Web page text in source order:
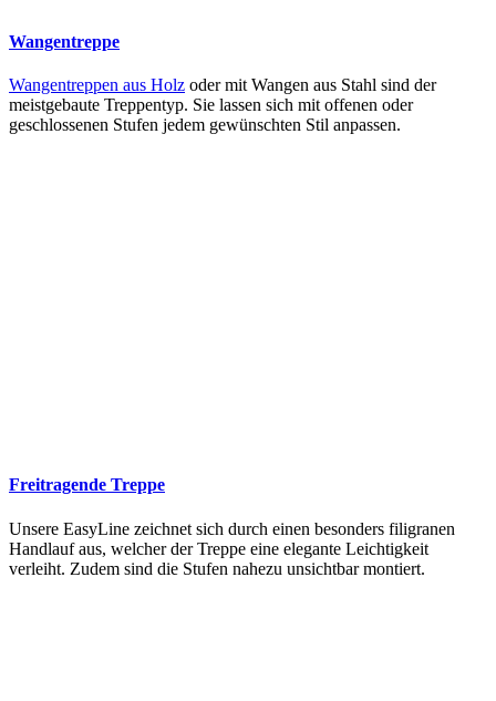
Wangentreppe
Wangentreppen aus Holz oder mit Wangen aus Stahl sind der
meistgebaute Treppentyp. Sie lassen sich mit offenen oder
geschlossenen Stufen jedem gewünschten Stil anpassen.
Freitragende Treppe
Unsere EasyLine zeichnet sich durch einen besonders filigranen
Handlauf aus, welcher der Treppe eine elegante Leichtigkeit
verleiht. Zudem sind die Stufen nahezu unsichtbar montiert.